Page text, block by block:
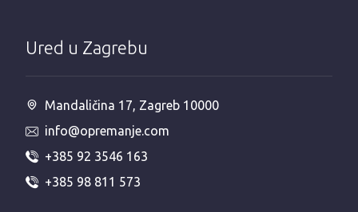
Ured u Zagrebu
Mandaličina 17, Zagreb 10000
info@opremanje.com
+385 92 3546 163
+385 98 811 573